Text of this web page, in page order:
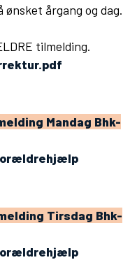
ønsket årgang og dag.
tilmelding.
Mandag Bhk-
Tirsdag Bhk-